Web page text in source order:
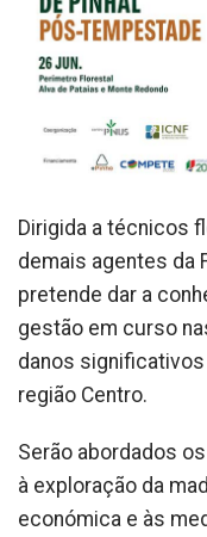
Dirigida a técnicos
demais agentes da
pretende dar a
gestão em curso
danos
região Centro.
Serão abordados
à exploração da
económica e às